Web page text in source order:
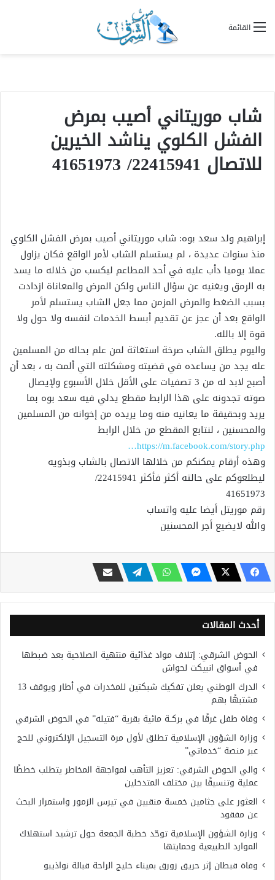
القائمة
شاب موريتاني أصيب بمرض
الفشل الكلوي يناشد الخيرين
للاتصال 22415941/ 41651973
إبراهيم ولد سعد بوه: شاب موريتاني أصيب بمرض الفشل الكلوي
منذ سنوات عديدة ، لم يستسلم الشاب لأمر الواقع فكان يزاول
عملا يوميا دأب عليه في أحد المطاعم ليكسب من خلاله ما يسد
به الرمق ويغنيه عن سؤال الناس ولكن المرض والمعاناة ازدادت
بسبب الضغط والمرض المزمن مما جعل الشاب يستسلم لأمر
الواقع بعد أن عجز عن تقديم أبسط الخدمات لنفسه ولا حول ولا
قوة إلا بالله.
واليوم يطلق الشاب صرخة استغاثة لمن علم بحاله من المسلمين
عله يجد من يساعده في قضيته ومشكلته التي ألمت به ، بعد أن
أصبح لابد له من 3 تصفيات على الأقل خلال الأسبوع ولإيصال
صوته تجدونه على هذا الرابط مقطع يدلي فيه سعد بوه بما
يريد وبحقيقة ما يعانيه منه وما يريده من إخوانه من المسلمين
والمحسنين ، لنتابع المقطع من خلال الرابط
https://m.facebook.com/story.php…
وهذه أرقام يمكنكم من خلالها الاتصال بالشاب وبذويه
ليطلعوكم على حالته أكثر فأكثر 22415941/
41651973
رقم موريتل أيضا عليه واتساب
والله لايضيع أجر المحسنين
أحدث المقالات
الحوض الشرقي: إتلاف مواد غذائية منتهية الصلاحية بعد ضبطها
في أسواق انبيكت لحواش
الدرك الوطني يعلن تفكيك شبكتين للمخدرات في أطار ويوقف 13
مشتبهًا بهم
وفاة طفل غرقًا في بركــة مائية بقرية “فتيله” في الحوض الشرقي
وزارة الشؤون الإسلامية تطلق لأول مرة التسجيل الإلكتروني للحج
عبر منصة “خدماتي”
والي الحوض الشرقي: تعزيز التأهب لمواجهة المخاطر يتطلب خططًا
عملية وتنسيقًا بين مختلف المتدخلين
العثور على جثامين خمسة منقبين في تيرس الزمور واستمرار البحث
عن مفقود
وزارة الشؤون الإسلامية توحّد خطبة الجمعة حول ترشيد استهلاك
الموارد الطبيعية وحمايتها
وفاة قبطان إثر حريق زورق بميناء خليج الراحة قبالة نواذيبو